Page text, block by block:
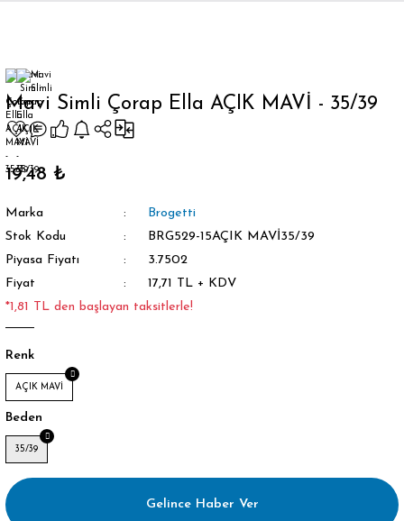
Mavi Simli Çorap Ella AÇIK MAVİ - 35/39
19,48 ₺
Marka
Brogetti
Stok Kodu
BRG529-15AÇIK MAVİ35/39
Piyasa Fiyatı
3.7502
Fiyat
17,71 TL + KDV
*1,81 TL den başlayan taksitlerle!
Renk
AÇIK MAVİ
Beden
35/39
Gelince Haber Ver